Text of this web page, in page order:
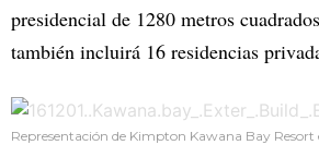
presidencial de 1280 metros
también incluirá 16 residencias
Representación de Kimpton Kawana Bay Resort